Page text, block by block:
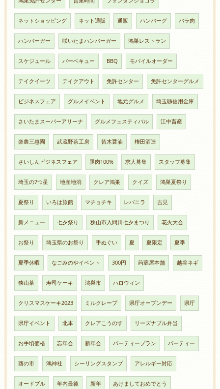
ネットショッピング ネット通販 通販 ハンバーグ バラ肉
ハンバーガー 咲いたまハンバーガー 鴻巣レストラン
スケジュール バーベキュー BBQ モバイルオーダー
テイクイーツ テイクアウト 免許センター 免許センターグルメ
ビジネスフェア グルメイベント 地元グルメ 埼玉縣信用金庫
さいたまスーパーアリーナ グルメフェスティバル 江中畜産
楽農三惠園 武蔵野茶工房 笛木醤油 権田酒造
さいしんビジネスフェア 豚肉100% 求人募集 スタッフ募集
埼玉の7つ星 地産地消 クレア鴻巣 クイズ 鴻巣夏祭り
夏祭り いろは旅館 マチョチキ レバニラ 吉見
新メニュー 七夕祭り 狭山市入間川七夕まつり 花火大会
お祭り 埼玉県のお祭り 手ぬぐい 夏 夏限定 夏季
夏季休暇 なごみのやイベント 300円 蒟蒻屋本舗 越谷ネギ
狭山茶 寿司ケーキ 鴻巣市 ハロウィン
クリスマスケーキ2023 ミルクレープ 県庁オープンデー 県庁
県庁イベント 北本 クレアこうのす リーズナブル弁当
お手頃価格 忘年会 新年会 パーティープラン パーティー
酉の市 鴻神社 シーリングスタンプ アレルギー対応
オードブル 年内最後 新年 あけましておめでとう